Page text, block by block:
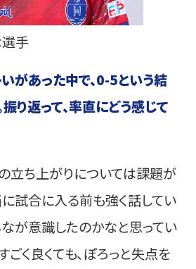
手
があった中で、0-5という結
り返って、率直にどう感じて
立ち上がりについては課題が
に試合に入る前も強く話してい
なが意識したのかなと思ってい
ごく良くても、ぽろっと失点を